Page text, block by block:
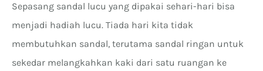
Sepasang sandal lucu yang dipakai sehari-hari bisa
menjadi hadiah lucu. Tiada hari kita tidak
membutuhkan sandal, terutama sandal ringan untuk
sekedar melangkahkan kaki dari satu ruangan ke